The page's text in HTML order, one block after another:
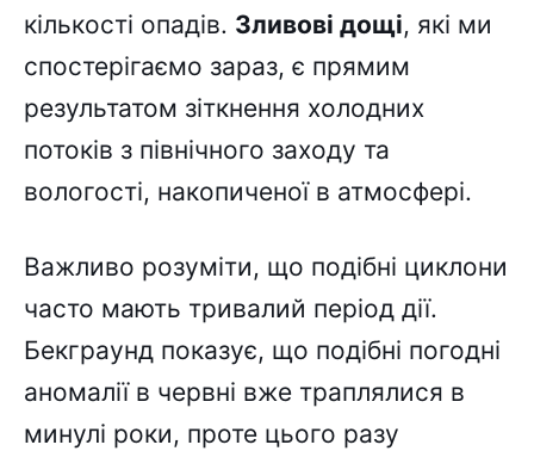
кількості опадів. Зливові дощі, які ми
спостерігаємо зараз, є прямим
результатом зіткнення холодних
потоків з північного заходу та
вологості, накопиченої в атмосфері.
Важливо розуміти, що подібні циклони
часто мають тривалий період дії.
Бекграунд показує, що подібні погодні
аномалії в червні вже траплялися в
минулі роки, проте цього разу